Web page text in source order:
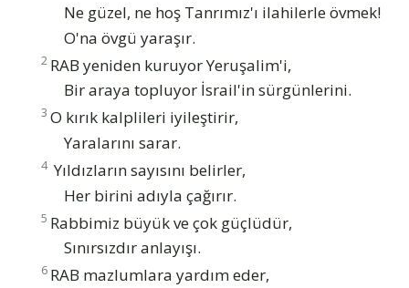
Ne güzel, ne hoş Tanrımız'ı ilahilerle övmek!
O'na övgü yaraşır.
2 RAB yeniden kuruyor Yeruşalim'i,
Bir araya topluyor İsrail'in sürgünlerini.
3 O kırık kalplileri iyileştirir,
Yaralarını sarar.
4 Yıldızların sayısını belirler,
Her birini adıyla çağırır.
5 Rabbimiz büyük ve çok güçlüdür,
Sınırsızdır anlayışı.
6 RAB mazlumlara yardım eder,